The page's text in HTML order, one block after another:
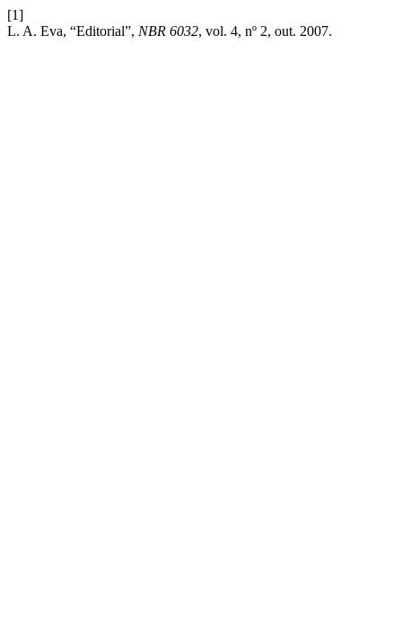
[1]
L. A. Eva, “Editorial”, NBR 6032, vol. 4, nº 2, out. 2007.